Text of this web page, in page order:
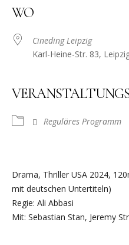
WO
Cineding Leipzig
Karl-Heine-Str. 83,
Reguläres Programm
Drama, Thriller USA 2024,
mit deutschen Untertiteln)
Regie: Ali Abbasi
Mit: Sebastian Stan, Jeremy